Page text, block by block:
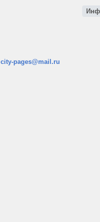
city-pages@mail.ru